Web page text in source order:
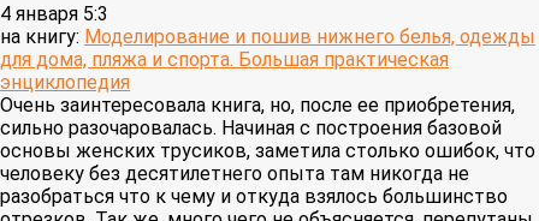
4 января 5:3
на книгу: Моделирование и пошив нижнего белья, одежды
для дома, пляжа и спорта. Большая практическая
энциклопедия
Очень заинтересовала книга, но, после ее приобретения,
сильно разочаровалась. Начиная с построения базовой
основы женских трусиков, заметила столько ошибок, что
человеку без десятилетнего опыта там никогда не
разобраться что к чему и откуда взялось большинство